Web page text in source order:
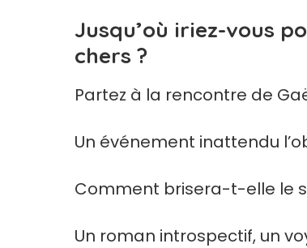
Jusqu’où iriez-vous
chers ?
Partez à la rencontre de
Un événement inattendu
Comment brisera-t-elle le
Un roman introspectif, un